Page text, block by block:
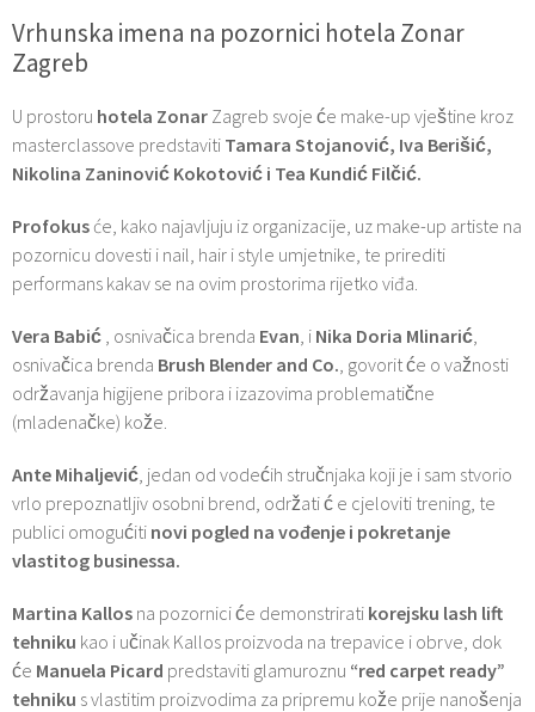
Vrhunska imena na pozornici hotela Zonar
Zagreb
U prostoru hotela Zonar Zagreb svoje će make-up vještine kroz
masterclassove predstaviti Tamara Stojanović, Iva Berišić,
Nikolina Zaninović Kokotović i Tea Kundić Filčić.
Profokus će, kako najavljuju iz organizacije, uz make-up artiste na
pozornicu dovesti i nail, hair i style umjetnike, te prirediti
performans kakav se na ovim prostorima rijetko viđa.
Vera Babić , osnivačica brenda Evan , i Nika Doria Mlinarić
osnivačica brenda Brush Blender and Co. , govorit će o važnosti
održavanja higijene pribora i izazovima problematične
(mladenačke) kože.
Ante Mihaljević , jedan od vodećih stručnjaka koji je i sam stvorio
vrlo prepoznatljiv osobni brend, održati ć e cjeloviti trening, te
publici omogućiti novi pogled na vođenje i pokretanje
vlastitog businessa.
Martina Kallos na pozornici će demonstrirati korejsku lash lift
tehniku kao i učinak Kallos proizvoda na trepavice i obrve, dok
će Manuela Picard predstaviti glamuroznu “red carpet ready”
tehniku s vlastitim proizvodima za pripremu kože prije nanošenja